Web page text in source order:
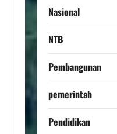
Nasional
NTB
Pembangunan
pemerintah
Pendidikan